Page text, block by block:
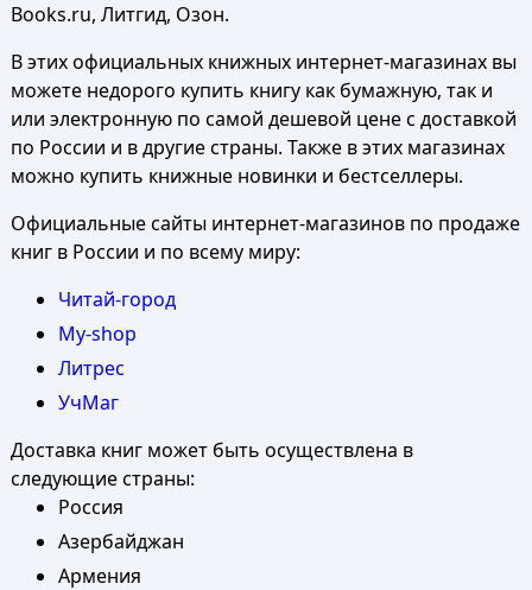
Books.ru, Литгид, Озон.
В этих официальных книжных интернет-магазинах вы
можете недорого купить книгу как бумажную, так и
или электронную по самой дешевой цене с доставкой
по России и в другие страны. Также в этих магазинах
можно купить книжные новинки и бестселлеры.
Официальные сайты интернет-магазинов по продаже
книг в России и по всему миру:
Читай-город
My-shop
Литрес
УчМаг
Доставка книг может быть осуществлена в
следующие страны:
Россия
Азербайджан
Армения